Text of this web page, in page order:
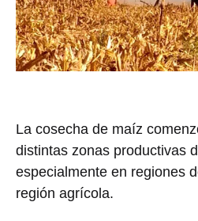
La cosecha de maíz
distintas zonas productivas
especialmente en regiones
región agrícola.